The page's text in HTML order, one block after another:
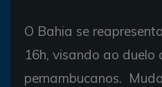
O Bahia se
16h, visando ao duelo
pernambucanos.